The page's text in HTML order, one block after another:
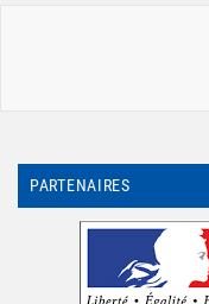
PARTENAIRES